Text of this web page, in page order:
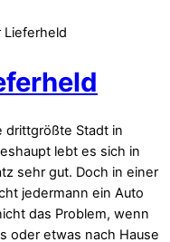
Lieferheld
drittgrößte Stadt in
lebt es sich in
sehr gut. Doch in einer
jedermann ein Auto
das Problem, wenn
oder etwas nach Hause